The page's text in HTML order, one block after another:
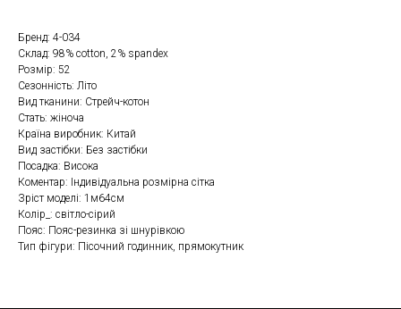
Бренд: 4-034
Склад: 98% cotton, 2% spandex
Розмір: 52
Сезонність: Літо
Вид тканини: Стрейч-котон
Стать: жіноча
Країна виробник: Китай
Вид застібки: Без застібки
Посадка: Висока
Коментар: Індивідуальна розмірна сітка
Зріст моделі: 1м64см
Колір_: світло-сірий
Пояс: Пояс-резинка зі шнурівкою
Тип фігури: Пісочний годинник, прямокутник